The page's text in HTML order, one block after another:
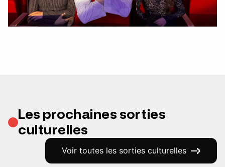
Les prochaines sorties
culturelles
Voir toutes les sorties culturelles